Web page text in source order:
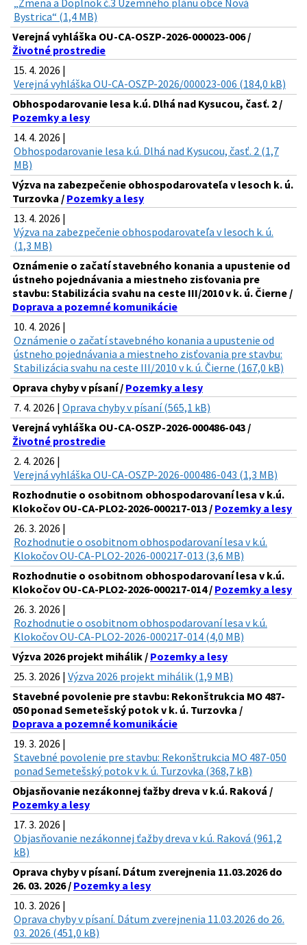
„Zmena a Doplnok č.3 Územného plánu obce Nová
Bystrica“ (1,4 MB)
Verejná vyhláška OU-CA-OSZP-2026-000023-006 /
Životné prostredie
15. 4. 2026 |
Verejná vyhláška OU-CA-OSZP-2026/000023-006 (184,0 kB)
Obhospodarovanie lesa k.ú. Dlhá nad Kysucou, časť. 2 /
Pozemky a lesy
14. 4. 2026 |
Obhospodarovanie lesa k.ú. Dlhá nad Kysucou, časť. 2 (1,7
MB)
Výzva na zabezpečenie obhospodarovateľa v lesoch k. ú.
Turzovka / Pozemky a lesy
13. 4. 2026 |
Výzva na zabezpečenie obhospodarovateľa v lesoch k. ú.
(1,3 MB)
Oznámenie o začatí stavebného konania a upustenie od
ústneho pojednávania a miestneho zisťovania pre
stavbu: Stabilizácia svahu na ceste III/2010 v k. ú. Čierne /
Doprava a pozemné komunikácie
10. 4. 2026 |
Oznámenie o začatí stavebného konania a upustenie od
ústneho pojednávania a miestneho zisťovania pre stavbu:
Stabilizácia svahu na ceste III/2010 v k. ú. Čierne (167,0 kB)
Oprava chyby v písaní / Pozemky a lesy
7. 4. 2026 | Oprava chyby v písaní (565,1 kB)
Verejná vyhláška OU-CA-OSZP-2026-000486-043 /
Životné prostredie
2. 4. 2026 |
Verejná vyhláška OU-CA-OSZP-2026-000486-043 (1,3 MB)
Rozhodnutie o osobitnom obhospodarovaní lesa v k.ú.
Klokočov OU-CA-PLO2-2026-000217-013 / Pozemky a lesy
26. 3. 2026 |
Rozhodnutie o osobitnom obhospodarovaní lesa v k.ú.
Klokočov OU-CA-PLO2-2026-000217-013 (3,6 MB)
Rozhodnutie o osobitnom obhospodarovaní lesa v k.ú.
Klokočov OU-CA-PLO2-2026-000217-014 / Pozemky a lesy
26. 3. 2026 |
Rozhodnutie o osobitnom obhospodarovaní lesa v k.ú.
Klokočov OU-CA-PLO2-2026-000217-014 (4,0 MB)
Výzva 2026 projekt mihálik / Pozemky a lesy
25. 3. 2026 | Výzva 2026 projekt mihálik (1,9 MB)
Stavebné povolenie pre stavbu: Rekonštrukcia MO 487-
050 ponad Semetešský potok v k. ú. Turzovka /
Doprava a pozemné komunikácie
19. 3. 2026 |
Stavebné povolenie pre stavbu: Rekonštrukcia MO 487-050
ponad Semetešský potok v k. ú. Turzovka (368,7 kB)
Objasňovanie nezákonnej ťažby dreva v k.ú. Raková /
Pozemky a lesy
17. 3. 2026 |
Objasňovanie nezákonnej ťažby dreva v k.ú. Raková (961,2
kB)
Oprava chyby v písaní. Dátum zverejnenia 11.03.2026 do
26. 03. 2026 / Pozemky a lesy
10. 3. 2026 |
Oprava chyby v písaní. Dátum zverejnenia 11.03.2026 do 26.
03. 2026 (451,0 kB)